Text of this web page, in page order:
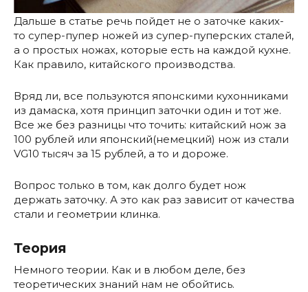
Дальше в статье речь пойдет не о заточке каких-
то супер-пупер ножей из супер-пуперских сталей,
а о простых ножах, которые есть на каждой кухне.
Как правило, китайского производства.
Вряд ли, все пользуются японскими кухонниками
из дамаска, хотя принцип заточки один и тот же.
Все же без разницы что точить: китайский нож за
100 рублей или японский(немецкий) нож из стали
VG10 тысяч за 15 рублей, а то и дороже.
Вопрос только в том, как долго будет нож
держать заточку. А это как раз зависит от качества
стали и геометрии клинка.
Теория
Немного теории. Как и в любом деле, без
теоретических знаний нам не обойтись.